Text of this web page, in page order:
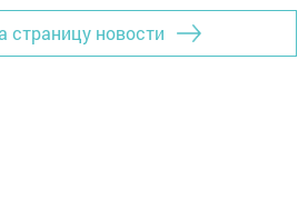
страницу новости